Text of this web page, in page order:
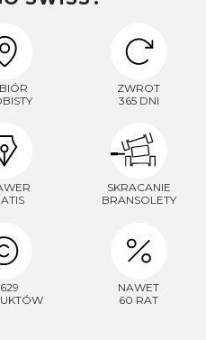
ZWROT
365 DNI
SKRACANIE
BRANSOLETY
NAWET
60 RAT